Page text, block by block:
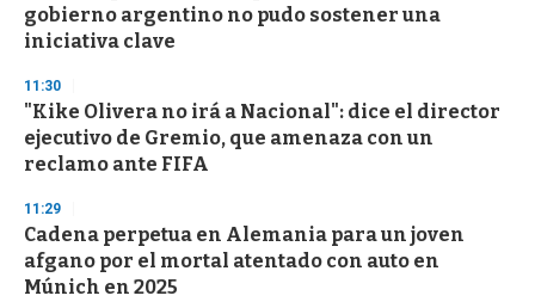
gobierno argentino no pudo sostener una
iniciativa clave
11:30
"Kike Olivera no irá a Nacional": dice el director
ejecutivo de Gremio, que amenaza con un
reclamo ante FIFA
11:29
Cadena perpetua en Alemania para un joven
afgano por el mortal atentado con auto en
Múnich en 2025